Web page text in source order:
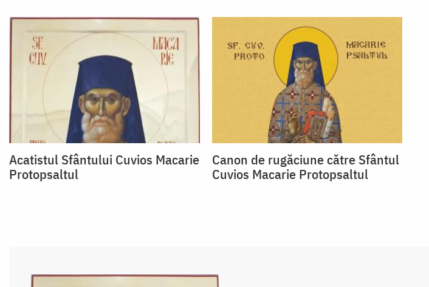
Acatistul Sfântului Cuvios Macarie
Protopsaltul
Canon de rugăciune către Sfântul
Cuvios Macarie Protopsaltul